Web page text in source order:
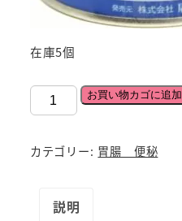
在庫5個
【第
2
類
品】
お買い物カゴに追加
カテゴリー: 胃腸 便秘
説明